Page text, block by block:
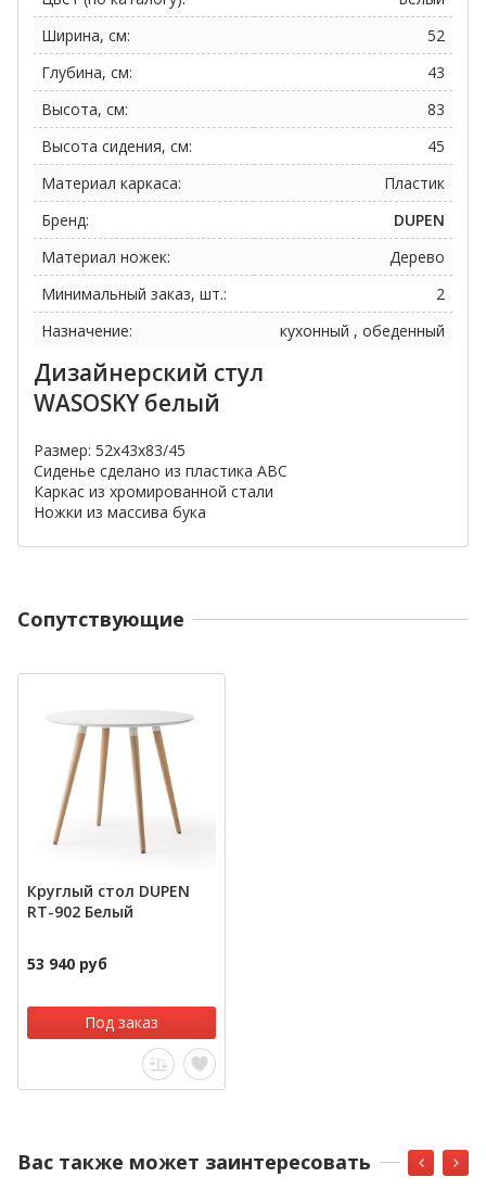
Ширина, см:
52
Глубина, см:
43
Высота, см:
83
Высота сидения, см:
45
Материал каркаса:
Пластик
Бренд:
DUPEN
Материал ножек:
Дерево
Минимальный заказ, шт.:
2
Назначение:
кухонный , обеденный
Дизайнерский стул
WASOSKY белый
Размер: 52х43х83/45
Сиденье сделано из пластика ABC
Каркас из хромированной стали
Ножки из массива бука
Cопутствующие
Круглый стол DUPEN
RT-902 Белый
53 940 руб
Под заказ
Вас также может заинтересовать